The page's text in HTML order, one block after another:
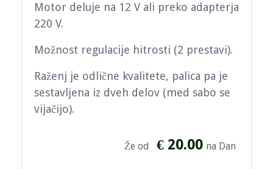
Motor deluje na 12 V ali preko adapterja
220 V.
Možnost regulacije hitrosti (2 prestavi).
Raženj je odlične kvalitete, palica pa je
sestavljena iz dveh delov (med sabo se
vijačijo).
Že od € 20.00 na Dan